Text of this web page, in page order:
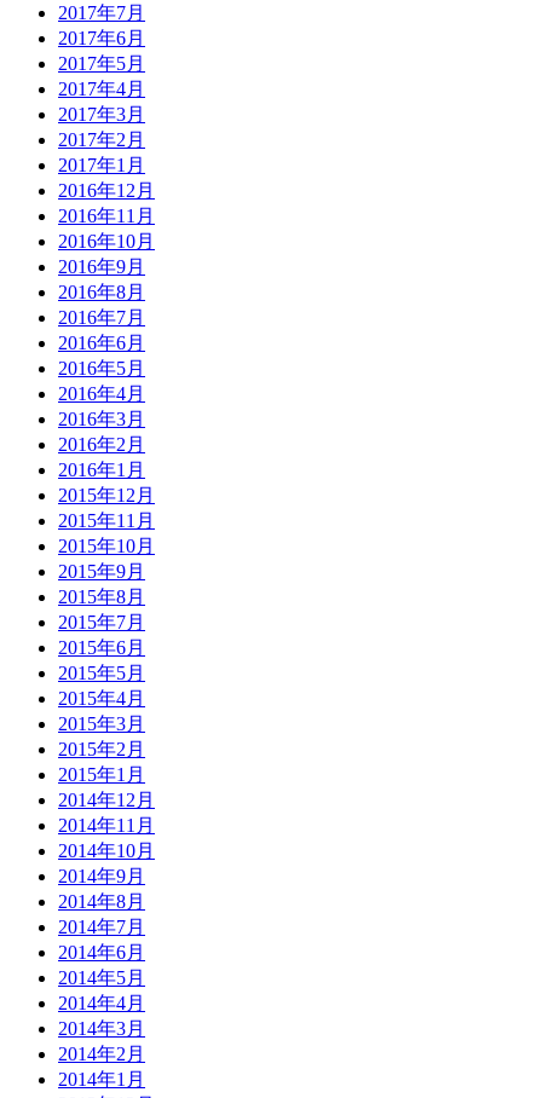
2017年7月
2017年6月
2017年5月
2017年4月
2017年3月
2017年2月
2017年1月
2016年12月
2016年11月
2016年10月
2016年9月
2016年8月
2016年7月
2016年6月
2016年5月
2016年4月
2016年3月
2016年2月
2016年1月
2015年12月
2015年11月
2015年10月
2015年9月
2015年8月
2015年7月
2015年6月
2015年5月
2015年4月
2015年3月
2015年2月
2015年1月
2014年12月
2014年11月
2014年10月
2014年9月
2014年8月
2014年7月
2014年6月
2014年5月
2014年4月
2014年3月
2014年2月
2014年1月